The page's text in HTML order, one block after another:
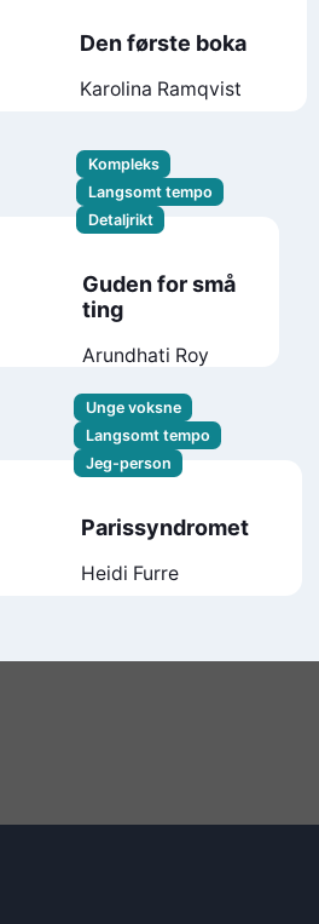
Den første boka
Karolina Ramqvist
Kompleks
Langsomt tempo
Detaljrikt
Guden for små
ting
Arundhati Roy
Unge voksne
Langsomt tempo
Jeg-person
Parissyndromet
Heidi Furre